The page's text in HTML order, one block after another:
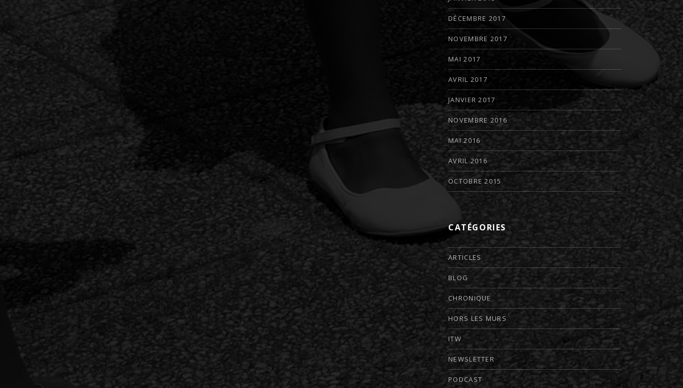
DÉCEMBRE 2017
NOVEMBRE 2017
MAI 2017
AVRIL 2017
JANVIER 2017
NOVEMBRE 2016
MAI 2016
AVRIL 2016
OCTOBRE 2015
CATÉGORIES
ARTICLES
BLOG
CHRONIQUE
HORS LES MURS
ITW
NEWSLETTER
PODCAST